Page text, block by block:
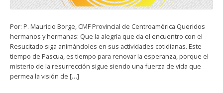
Por: P. Mauricio Borge, CMF Provincial de Centroamérica Queridos
hermanos y hermanas: Que la alegría que da el encuentro con el
Resucitado siga animándoles en sus actividades cotidianas. Este
tiempo de Pascua, es tiempo para renovar la esperanza, porque el
misterio de la resurrección sigue siendo una fuerza de vida que
permea la visión de […]